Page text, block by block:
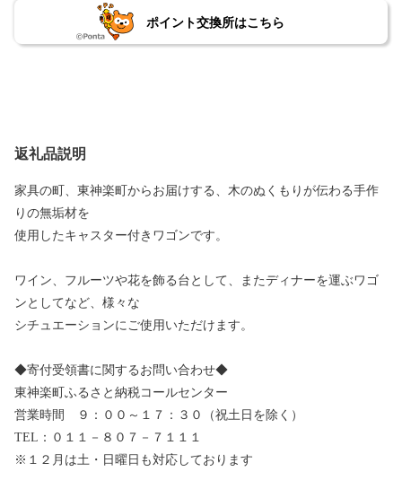
ポイント交換所はこちら
返礼品説明
家具の町、東神楽町からお届けする、木のぬくもりが伝わる手作
りの無垢材を
使用したキャスター付きワゴンです。
ワイン、フルーツや花を飾る台として、またディナーを運ぶワゴ
ンとしてなど、様々な
シチュエーションにご使用いただけます。
◆寄付受領書に関するお問い合わせ◆
東神楽町ふるさと納税コールセンター
営業時間 ９：００～１７：３０（祝土日を除く）
TEL：０１１－８０７－７１１１
※１２月は土・日曜日も対応しております